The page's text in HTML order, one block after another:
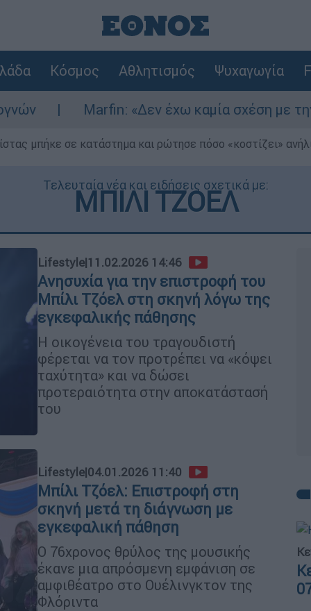
Κόσμος Αθλητισμός Ψυχαγωγία
Marfin: «Δεν έχω καμία σχέση με την
μπήκε σε κατάστημα και ρώτησε πόσο «κοστίζει»
Τελευταία νέα και ειδήσεις σχετικά με:
ΜΠΙΛΙ ΤΖΟΕΛ
Lifestyle|11.02.2026 14:46
Ανησυχία για την επιστροφή του
Μπίλι Τζόελ στη σκηνή λόγω της
εγκεφαλικής πάθησης
Η οικογένεια του τραγουδιστή
φέρεται να τον προτρέπει να «κόψει
ταχύτητα» και να δώσει
προτεραιότητα στην αποκατάστασή
του
Lifestyle|04.01.2026 11:40
Μπίλι Τζόελ: Επιστροφή στη
σκηνή μετά τη διάγνωση με
εγκεφαλική πάθηση
O 76χρονος θρύλος της μουσικής
έκανε μια απρόσμενη εμφάνιση σε
αμφιθέατρο στο Ουέλινγκτον της
Φλόριντα